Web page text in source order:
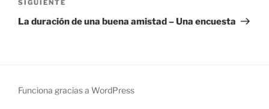
Siguiente
entrada
SIGUIENTE
La duración de una buena amistad – Una encuesta
Funciona gracias a WordPress